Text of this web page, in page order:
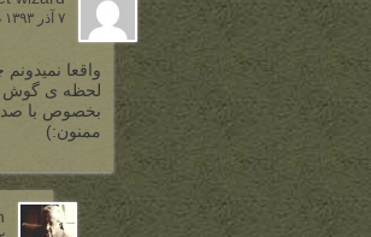
۷ آذر ۱۳۹۳ در ۵:۴۷ ب٫ظ
واقعا
لحظه ی گوش
بخصوص با
ممنون:)